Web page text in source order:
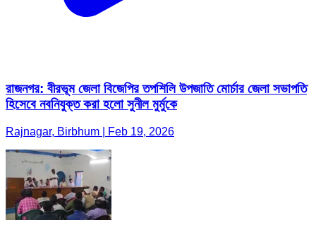
রাজনগর: বীরভূম জেলা বিজেপির তপশিলি উপজাতি মোর্চার জেলা সভাপতি
হিসেবে নবনিযুক্ত করা হলো সুনীল মুর্মুকে
Rajnagar, Birbhum | Feb 19, 2026